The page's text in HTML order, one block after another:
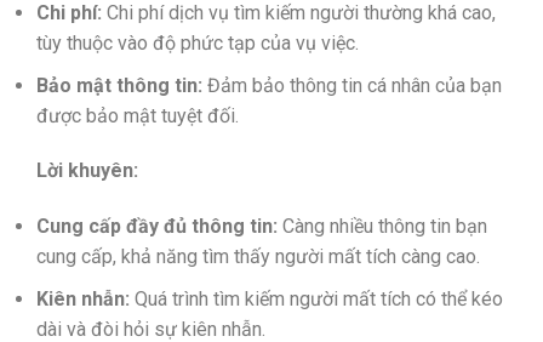
Chi phí: Chi phí dịch vụ tìm kiếm người thường khá cao,
tùy thuộc vào độ phức tạp của vụ việc.
Bảo mật thông tin: Đảm bảo thông tin cá nhân của bạn
được bảo mật tuyệt đối.
Lời khuyên:
Cung cấp đầy đủ thông tin: Càng nhiều thông tin bạn
cung cấp, khả năng tìm thấy người mất tích càng cao.
Kiên nhẫn: Quá trình tìm kiếm người mất tích có thể kéo
dài và đòi hỏi sự kiên nhẫn.